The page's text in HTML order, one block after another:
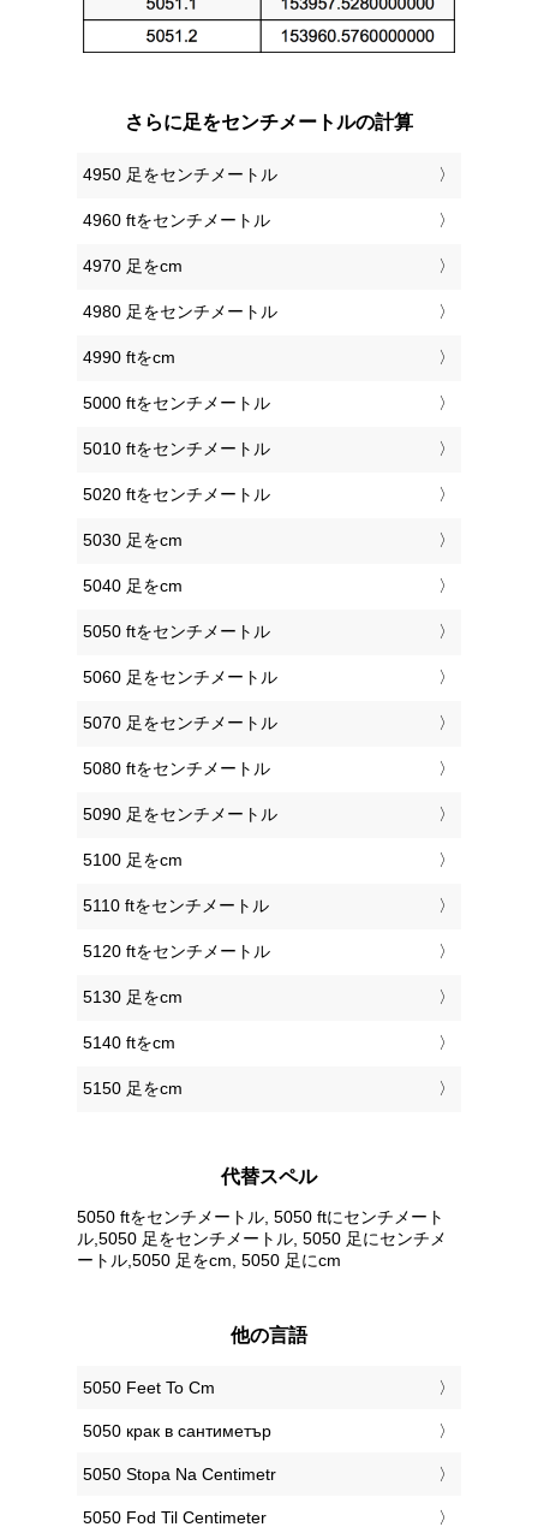
さらに足をセンチメートルの計算
4950 足をセンチメートル
4960 ftをセンチメートル
4970 足をcm
4980 足をセンチメートル
4990 ftをcm
5000 ftをセンチメートル
5010 ftをセンチメートル
5020 ftをセンチメートル
5030 足をcm
5040 足をcm
5050 ftをセンチメートル
5060 足をセンチメートル
5070 足をセンチメートル
5080 ftをセンチメートル
5090 足をセンチメートル
5100 足をcm
5110 ftをセンチメートル
5120 ftをセンチメートル
5130 足をcm
5140 ftをcm
5150 足をcm
代替スペル
5050 ftをセンチメートル, 5050 ftにセンチメート
ル,5050 足をセンチメートル, 5050 足にセンチメ
ートル,5050 足をcm, 5050 足にcm
他の言語
‎5050 Feet To Cm
‎5050 крак в сантиметър
‎5050 Stopa Na Centimetr
‎5050 Fod Til Centimeter